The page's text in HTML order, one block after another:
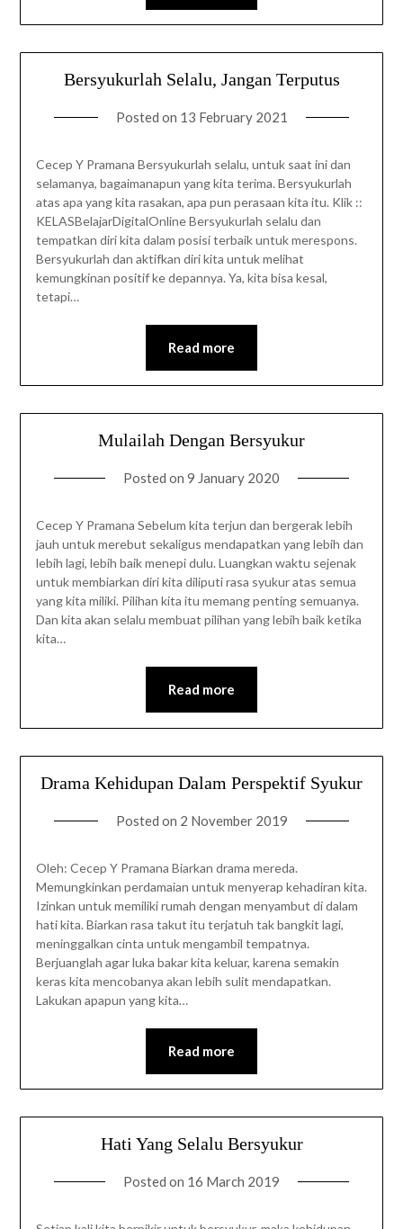
Bersyukurlah Selalu, Jangan Terputus
Posted on 13 February 2021
Cecep Y Pramana Bersyukurlah selalu, untuk saat ini dan
selamanya, bagaimanapun yang kita terima. Bersyukurlah
atas apa yang kita rasakan, apa pun perasaan kita itu. Klik ::
KELASBelajarDigitalOnline Bersyukurlah selalu dan
tempatkan diri kita dalam posisi terbaik untuk merespons.
Bersyukurlah dan aktifkan diri kita untuk melihat
kemungkinan positif ke depannya. Ya, kita bisa kesal,
tetapi…
Read more
Mulailah Dengan Bersyukur
Posted on 9 January 2020
Cecep Y Pramana Sebelum kita terjun dan bergerak lebih
jauh untuk merebut sekaligus mendapatkan yang lebih dan
lebih lagi, lebih baik menepi dulu. Luangkan waktu sejenak
untuk membiarkan diri kita diliputi rasa syukur atas semua
yang kita miliki. Pilihan kita itu memang penting semuanya.
Dan kita akan selalu membuat pilihan yang lebih baik ketika
kita…
Read more
Drama Kehidupan Dalam Perspektif Syukur
Posted on 2 November 2019
Oleh: Cecep Y Pramana Biarkan drama mereda.
Memungkinkan perdamaian untuk menyerap kehadiran kita.
Izinkan untuk memiliki rumah dengan menyambut di dalam
hati kita. Biarkan rasa takut itu terjatuh tak bangkit lagi,
meninggalkan cinta untuk mengambil tempatnya.
Berjuanglah agar luka bakar kita keluar, karena semakin
keras kita mencobanya akan lebih sulit mendapatkan.
Lakukan apapun yang kita…
Read more
Hati Yang Selalu Bersyukur
Posted on 16 March 2019